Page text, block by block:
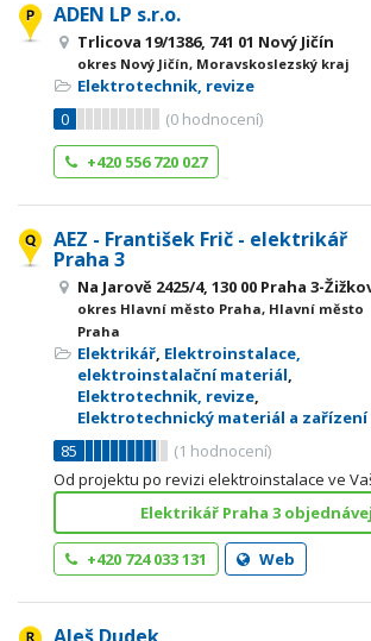
ADEN LP s.r.o.
Trlicova 19/1386, 741 01 Nový Jičín
okres Nový Jičín, Moravskoslezský kraj
Elektrotechnik, revize
0
(0 hodnocení)
+420 556 720 027
AEZ - František Frič - elektrikář
Praha 3
Na Jarově 2425/4, 130 00 Praha 3-
okres Hlavní město Praha, Hlavní město
Praha
Elektrikář, Elektroinstalace,
elektroinstalační materiál,
Elektrotechnik, revize,
Elektrotechnický materiál a zařízení
85
(1 hodnocení)
Od projektu po revizi elektroinstalace ve
Elektrikář Praha 3
+420 724 033 131 Web